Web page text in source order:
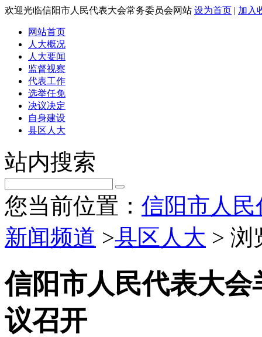
欢迎光临信阳市人民代表大会常务委员会网站 设为首页 | 加入
网站首页
人大概况
人大要闻
监督视察
代表工作
选举任免
决议决定
自身建设
县区人大
站内搜索
您当前位置： 信阳市人
新闻频道 >县区人大 > 浏
信阳市人民代表大
议召开